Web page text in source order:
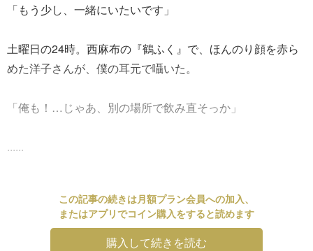
「もう少し、一緒にいたいです」
土曜日の24時。西麻布の『鶴ふく』で、ほんのり顔を赤ら
めた洋子さんが、僕の耳元で囁いた。
「俺も！…じゃあ、別の場所で飲み直そっか」
......
この記事の続きは月額プラン会員への加入、
またはアプリでコイン購入をすると読めます
購入して続きを読む